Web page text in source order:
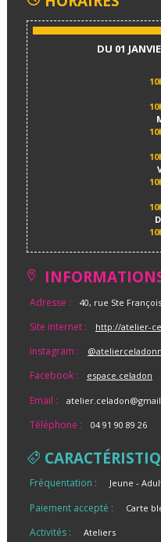
DU 01
Adresse : 40, rue Ste
Site internet : http://atelier-
Instagram :
Facebook : espace.celadon
Email :
Téléphone : 04 91 90 89 26
Fréquentation : Jeune
Paiement accepté : Carte
Activités : Ateliers